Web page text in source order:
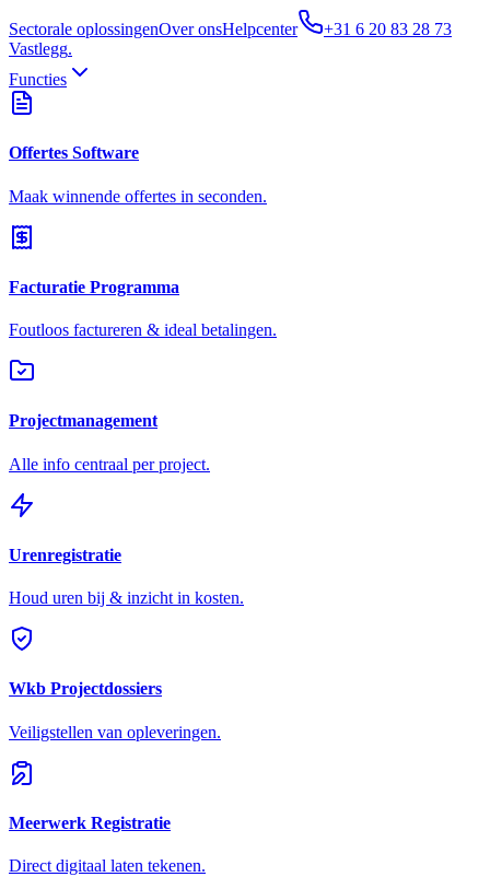
Sectorale oplossingenOver onsHelpcenter
+31 6 20 83 28 73
Vastlegg.
Functies
Offertes Software
Maak winnende offertes in seconden.
Facturatie Programma
Foutloos factureren & ideal betalingen.
Projectmanagement
Alle info centraal per project.
Urenregistratie
Houd uren bij & inzicht in kosten.
Wkb Projectdossiers
Veiligstellen van opleveringen.
Meerwerk Registratie
Direct digitaal laten tekenen.